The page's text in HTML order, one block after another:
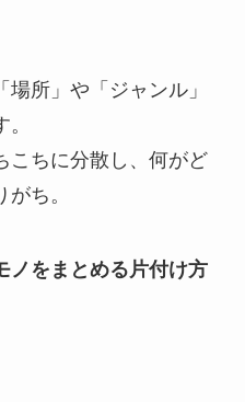
所」や「ジャンル」
こちに分散し、何がど
ち。
ノをまとめる片付け方